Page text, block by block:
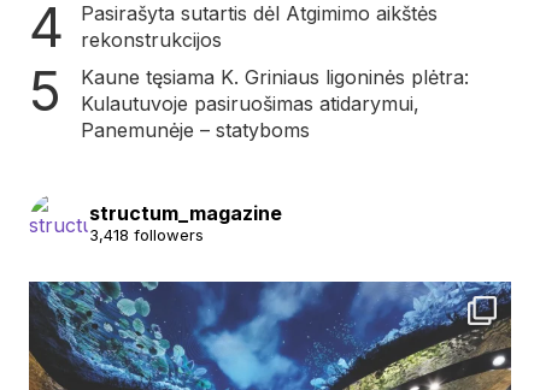
Pasirašyta sutartis dėl Atgimimo aikštės
rekonstrukcijos
Kaune tęsiama K. Griniaus ligoninės plėtra:
Kulautuvoje pasiruošimas atidarymui,
Panemunėje – statyboms
structum_magazine
3,418 followers